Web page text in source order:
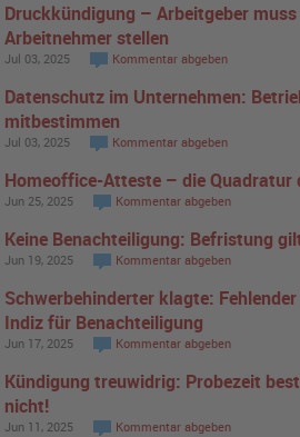
Druckkündigung – Arbeitgeber
Arbeitnehmer stellen
Jul 03, 2025 Kommentar abgeben
Datenschutz im Unternehmen:
mitbestimmen
Jul 03, 2025 Kommentar abgeben
Homeoffice-Atteste – die Quadratur
Jun 25, 2025 Kommentar abgeben
Keine Benachteiligung: Befristung
Jun 19, 2025 Kommentar abgeben
Schwerbehinderter klagte:
Indiz für Benachteiligung
Jun 17, 2025 Kommentar abgeben
Kündigung treuwidrig: Probezeit
nicht!
Jun 11, 2025 Kommentar abgeben